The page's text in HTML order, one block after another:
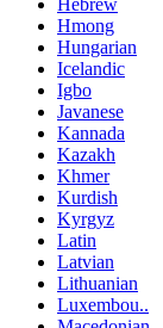
Hebrew
Hmong
Hungarian
Icelandic
Igbo
Javanese
Kannada
Kazakh
Khmer
Kurdish
Kyrgyz
Latin
Latvian
Lithuanian
Luxembou..